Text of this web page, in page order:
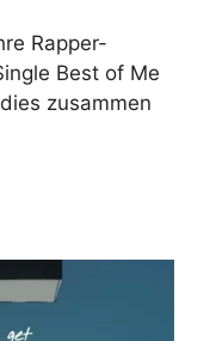
Rapper-
Best of Me
zusammen